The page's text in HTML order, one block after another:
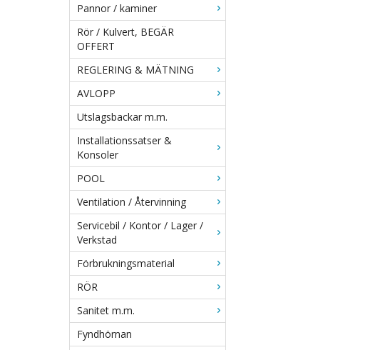
Pannor / kaminer
Rör / Kulvert, BEGÄR
OFFERT
REGLERING & MÄTNING
AVLOPP
Utslagsbackar m.m.
Installationssatser &
Konsoler
POOL
Ventilation / Återvinning
Servicebil / Kontor / Lager /
Verkstad
Förbrukningsmaterial
RÖR
Sanitet m.m.
Fyndhörnan